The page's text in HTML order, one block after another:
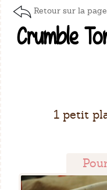
Retour sur la
Crumble
1 petit